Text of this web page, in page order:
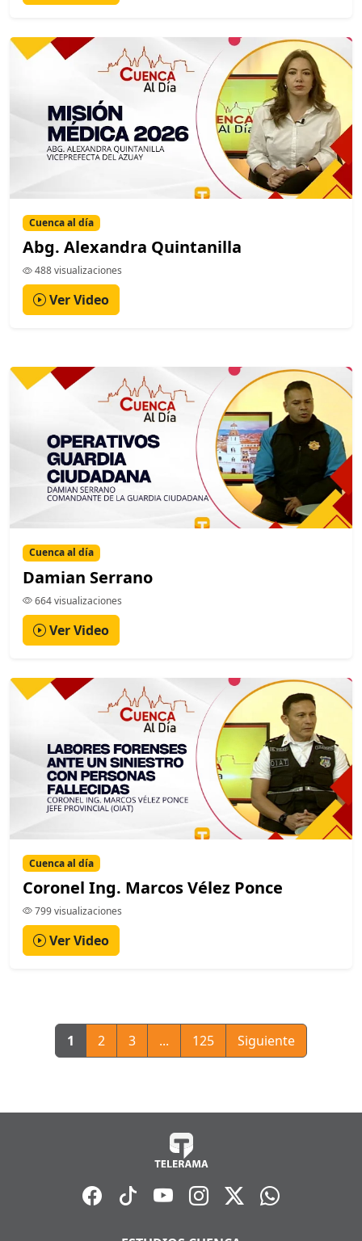
Cuenca al día
Abg. Alexandra Quintanilla
488 visualizaciones
Ver Video
Cuenca al día
Damian Serrano
664 visualizaciones
Ver Video
Cuenca al día
Coronel Ing. Marcos Vélez Ponce
799 visualizaciones
Ver Video
1 2 3 ... 125 Siguiente